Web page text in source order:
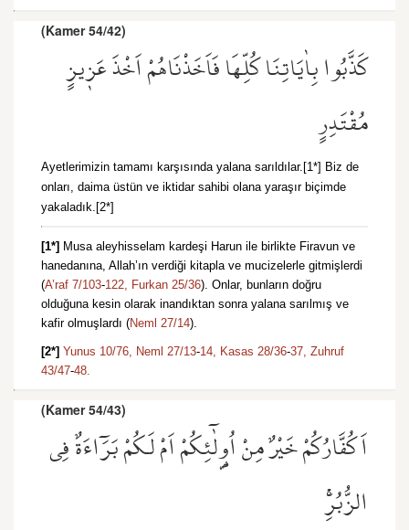
(Kamer 54/42)
كَذَّبُوا بِاٰيَاتِنَا كُلِّهَا فَاَخَذْنَاهُمْ اَخْذَ عَز۪يزٍ
مُقْتَدِرٍ
Ayetlerimizin tamamı karşısında yalana sarıldılar.[1*] Biz de
onları, daima üstün ve iktidar sahibi olana yaraşır biçimde
yakaladık.[2*]
[1*] Musa aleyhisselam kardeşi Harun ile birlikte Firavun ve
hanedanına, Allah’ın verdiği kitapla ve mucizelerle gitmişlerdi
(A’raf 7/103-122, Furkan 25/36). Onlar, bunların doğru
olduğuna kesin olarak inandıktan sonra yalana sarılmış ve
kafir olmuşlardı (Neml 27/14).
[2*] Yunus 10/76, Neml 27/13-14, Kasas 28/36-37, Zuhruf
43/47-48.
(Kamer 54/43)
اَكُفَّارُكُمْ خَيْرٌ مِنْ اُو۬لٰٓئِكُمْ اَمْ لَكُمْ بَرَٓاءَةٌ فِي
الزُّبُرِۚ